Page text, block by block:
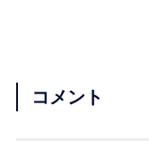
コメント